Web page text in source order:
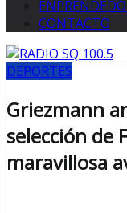
CONTACTO
DEPORTES
Griezmann
selección de
maravillosa